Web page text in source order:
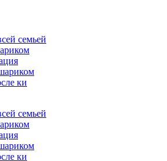
семьей
ки
семьей
ки